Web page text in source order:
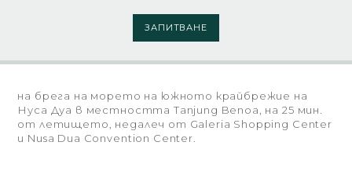
ЗАПИТВАНЕ
на брега на морето на южното крайбрежие на
Нуса Дуа в местността Tanjung Benoa, на 25 мин.
от летището, недалеч от Galeria Shopping Center
и Nusa Dua Convention Center.